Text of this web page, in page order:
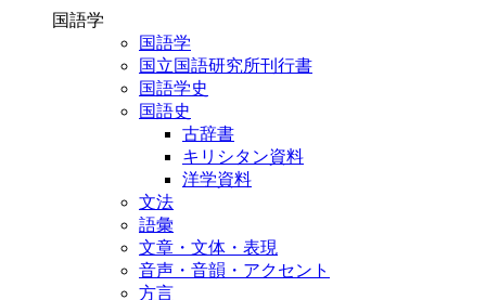
国語学
国語学
国立国語研究所刊行書
国語学史
国語史
古辞書
キリシタン資料
洋学資料
文法
語彙
文章・文体・表現
音声・音韻・アクセント
方言